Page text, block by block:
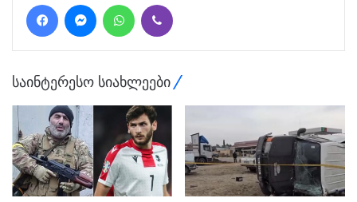
FacebookMessengerWhatsApp
საინტერესო სიახლეები